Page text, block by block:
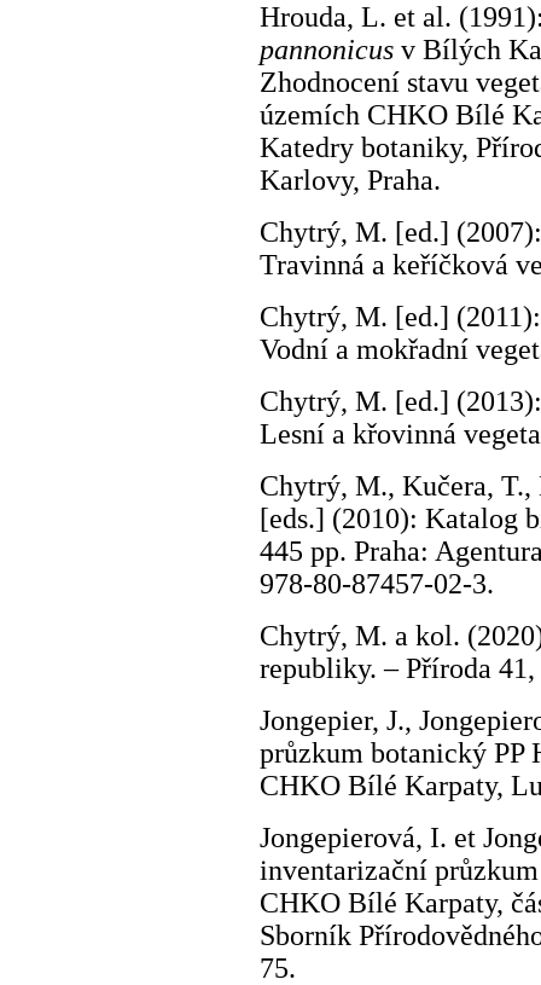
Hrouda, L. et al.
pannonicus v Bílých
Zhodnocení stavu
územích CHKO Bílé
Katedry botaniky,
Karlovy, Praha.
Chytrý, M. [ed.]
Travinná a keříčková
Chytrý, M. [ed.]
Vodní a mokřadní
Chytrý, M. [ed.]
Lesní a křovinná
Chytrý, M., Kučera,
[eds.] (2010): Katalog
445 pp. Praha:
978-80-87457-02-3.
Chytrý, M. a kol.
republiky. – Příroda
Jongepier, J.,
průzkum botanický PP
CHKO Bílé Karpaty,
Jongepierová, I. et
inventarizační
CHKO Bílé Karpaty,
Sborník
75.